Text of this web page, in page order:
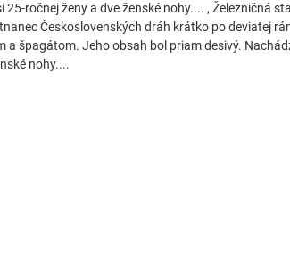
ročnej ženy a dve ženské nohy.... , Železničná
Československých dráh krátko po deviatej
a špagátom. Jeho obsah bol priam desivý.
nohy....